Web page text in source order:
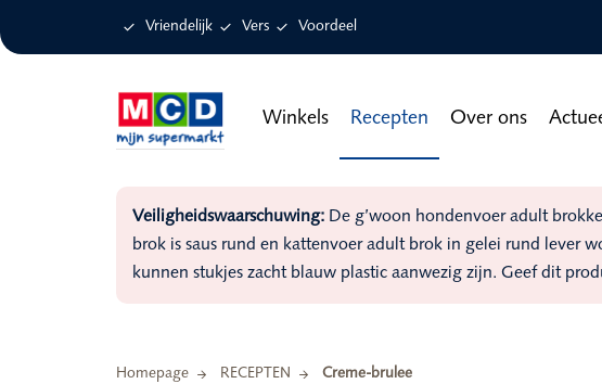
 Vriendelijk  Vers  Voordeel
Winkels Recepten Over ons
Veiligheidswaarschuwing: De g’woon hondenvoer adult
brok is saus rund en kattenvoer adult brok in gelei rund lever
kunnen stukjes zacht blauw plastic aanwezig zijn. Geef dit
Homepage RECEPTEN Creme-brulee